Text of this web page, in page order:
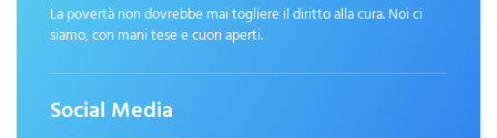
La povertà non dovrebbe mai togliere il diritto alla cura. Noi ci
siamo, con mani tese e cuori aperti.
Social Media